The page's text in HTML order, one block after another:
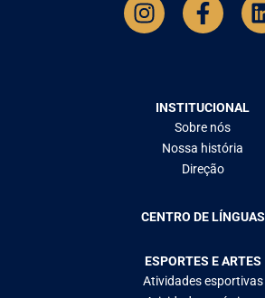
INSTITUCIONAL
Sobre nós
Nossa história
Direção
CENTRO DE LÍNGUAS
ESPORTES E ARTES
Atividades esportivas